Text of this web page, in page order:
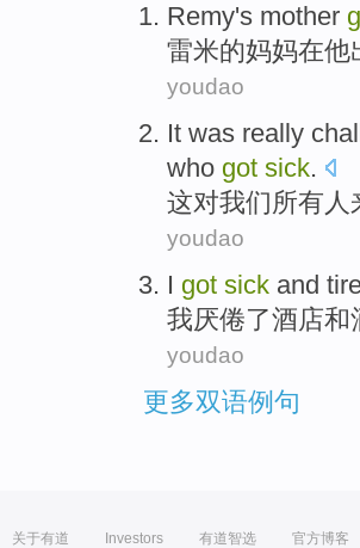
Remy's mother
雷米的妈妈在他
youdao
It was really
who got sick.
这对我们所有
youdao
I got sick and
我厌倦了酒店和
youdao
更多双语例句
关于有道 Investors 有道智选 官方博客